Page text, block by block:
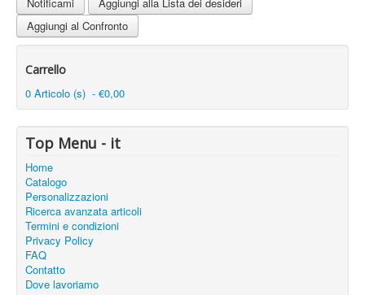
Aggiungi al Confronto
Carrello
0 Articolo (s) - €0,00
Top Menu - it
Home
Catalogo
Personalizzazioni
Ricerca avanzata articoli
Termini e condizioni
Privacy Policy
FAQ
Contatto
Dove lavoriamo